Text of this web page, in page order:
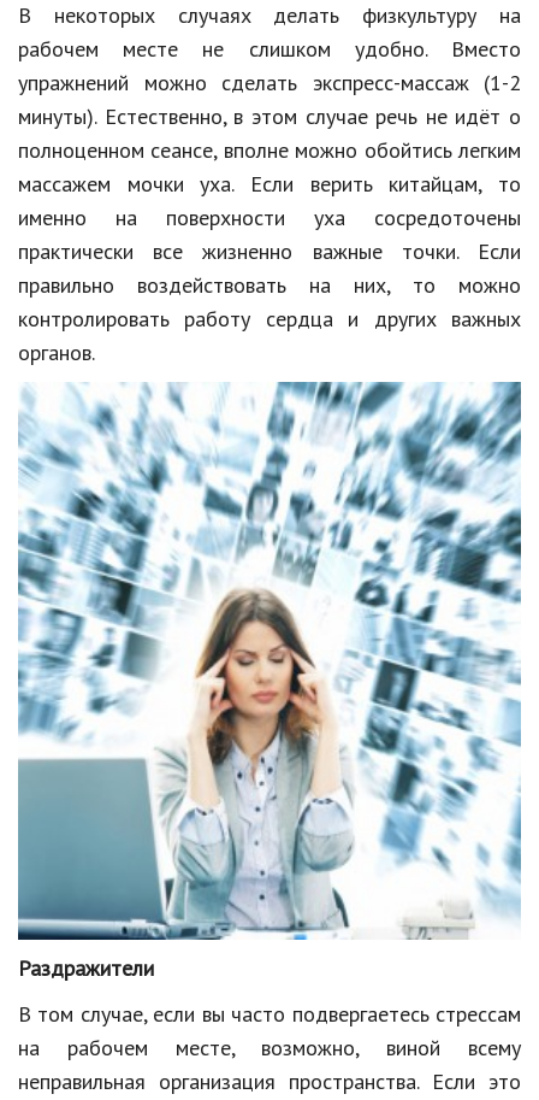
В некоторых случаях делать физкультуру на
рабочем месте не слишком удобно. Вместо
упражнений можно сделать экспресс-массаж (1-2
минуты). Естественно, в этом случае речь не идёт о
полноценном сеансе, вполне можно обойтись легким
массажем мочки уха. Если верить китайцам, то
именно на поверхности уха сосредоточены
практически все жизненно важные точки. Если
правильно воздействовать на них, то можно
контролировать работу сердца и других важных
органов.
Раздражители
В том случае, если вы часто подвергаетесь стрессам
на рабочем месте, возможно, виной всему
неправильная организация пространства. Если это